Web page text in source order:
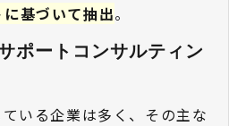
基づいて抽出。
ポートコンサルティン
いる企業は多く、その主な